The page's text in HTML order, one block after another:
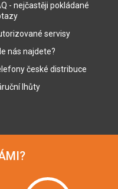
- nejčastěji pokládané
servisy
nás najdete?
české distribuce
lhůty